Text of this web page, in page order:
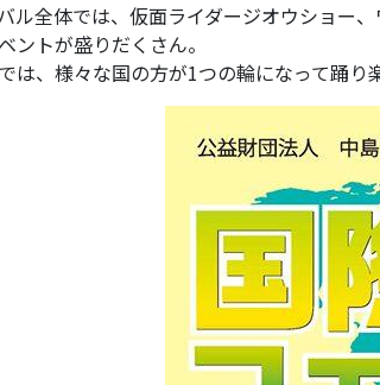
ル全体では、仮面ライダージオウショー
ントが盛りだくさん。
は、様々な国の方が1つの輪になって踊り